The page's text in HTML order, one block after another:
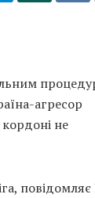
агресор
не